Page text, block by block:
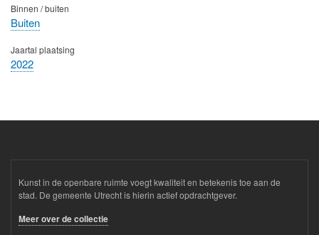
Binnen / buiten
Buiten
Jaartal plaatsing
2022
Kunst in de openbare ruimte voegt kwaliteit en betekenis toe aan de
stad. De gemeente Utrecht is hierin actief opdrachtgever.
Meer over de collectie